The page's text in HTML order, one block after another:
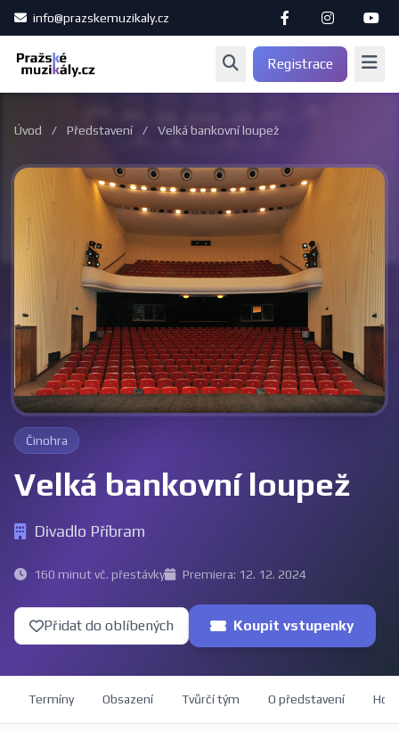
info@prazskemuzikaly.cz
Registrace
Úvod / Představení / Velká bankovní loupež
Činohra
Velká bankovní loupež
Divadlo Příbram
160 minut vč. přestávky Premiera: 12. 12. 2024
Přidat do oblíbených Koupit vstupenky
Termíny Obsazení Tvůrčí tým O představení